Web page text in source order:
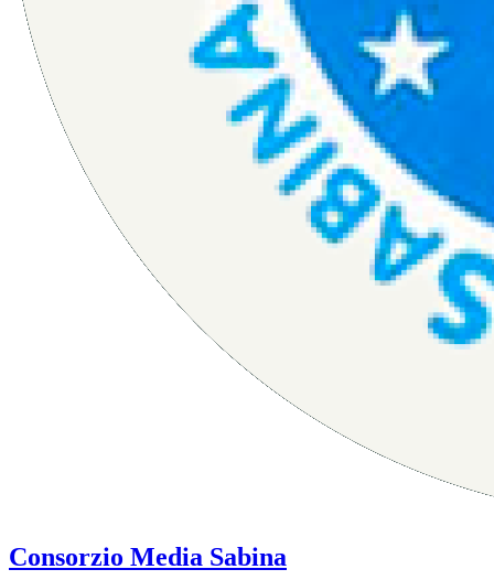
Consorzio Media Sabina